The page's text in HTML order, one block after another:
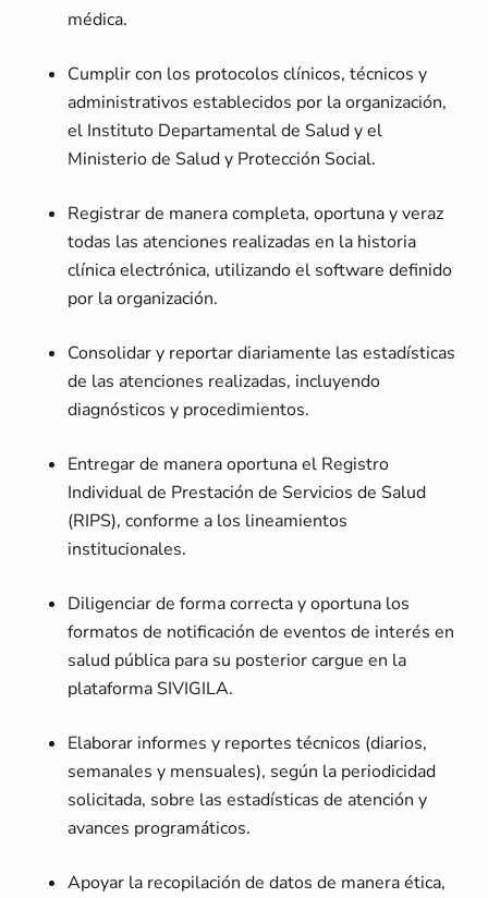
médica.
Cumplir con los protocolos clínicos, técnicos y
administrativos establecidos por la organización,
el Instituto Departamental de Salud y el
Ministerio de Salud y Protección Social.
Registrar de manera completa, oportuna y veraz
todas las atenciones realizadas en la historia
clínica electrónica, utilizando el software definido
por la organización.
Consolidar y reportar diariamente las estadísticas
de las atenciones realizadas, incluyendo
diagnósticos y procedimientos.
Entregar de manera oportuna el Registro
Individual de Prestación de Servicios de Salud
(RIPS), conforme a los lineamientos
institucionales.
Diligenciar de forma correcta y oportuna los
formatos de notificación de eventos de interés en
salud pública para su posterior cargue en la
plataforma SIVIGILA.
Elaborar informes y reportes técnicos (diarios,
semanales y mensuales), según la periodicidad
solicitada, sobre las estadísticas de atención y
avances programáticos.
Apoyar la recopilación de datos de manera ética,